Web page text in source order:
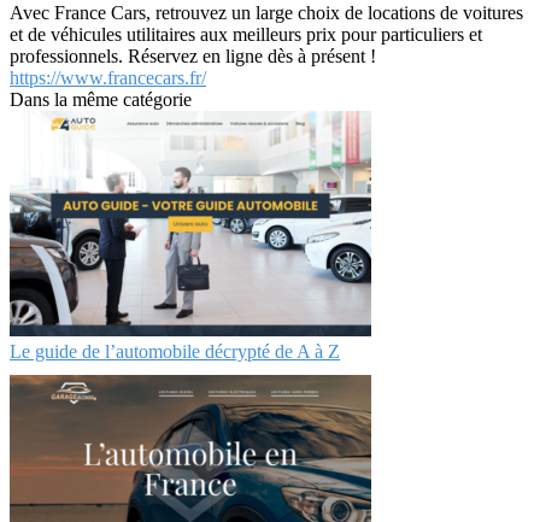
Avec France Cars, retrouvez un large choix de locations de voitures
et de véhicules utilitaires aux meilleurs prix pour particuliers et
professionnels. Réservez en ligne dès à présent !
https://www.francecars.fr/
Dans la même catégorie
Le guide de l’automobile décrypté de A à Z